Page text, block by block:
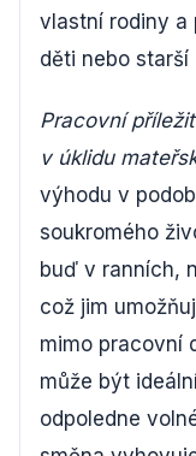
vlastní rodiny a
děti nebo starší
Pracovní
v úklidu
výhodu v
soukromého
buď v ranních,
což jim
mimo pracovní
může být
odpoledne